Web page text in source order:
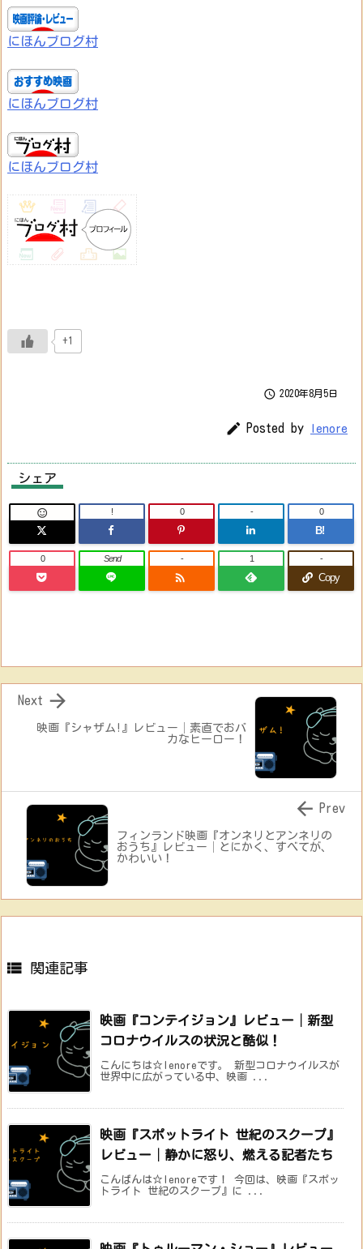
にほんブログ村
にほんブログ村
にほんブログ村
+1
 2020年8月5日
 Posted by lenore
シェア
 ! 0 -
B!
0
0 Send

- 1
Copy
-
映画『シャザム!』レビュー│素直でおバ
カなヒーロー！

Next
フィンランド映画『オンネリとアンネリの
おうち』レビュー│とにかく、すべてが、
かわいい！
 Prev
 関連記事
映画『コンテイジョン』レビュー│新型
コロナウイルスの状況と酷似！
こんにちは☆lenoreです。 新型コロナウイルスが
世界中に広がっている中、映画 ...
映画『スポットライト 世紀のスクープ』
レビュー│静かに怒り、燃える記者たち
こんばんは☆lenoreです！ 今回は、映画『スポッ
トライト 世紀のスクープ』に ...